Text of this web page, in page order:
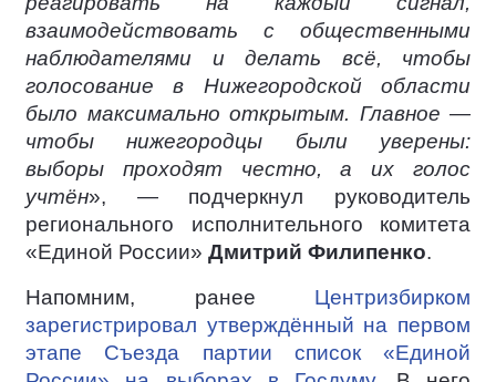
взаимодействовать с общественными
наблюдателями и делать всё, чтобы
голосование в Нижегородской области
было максимально открытым. Главное —
чтобы нижегородцы были уверены:
выборы проходят честно, а их голос
учтён», — подчеркнул руководитель
регионального исполнительного комитета
«Единой России» Дмитрий Филипенко.
Напомним, ранее Центризбирком
зарегистрировал утверждённый на первом
этапе Съезда партии список «Единой